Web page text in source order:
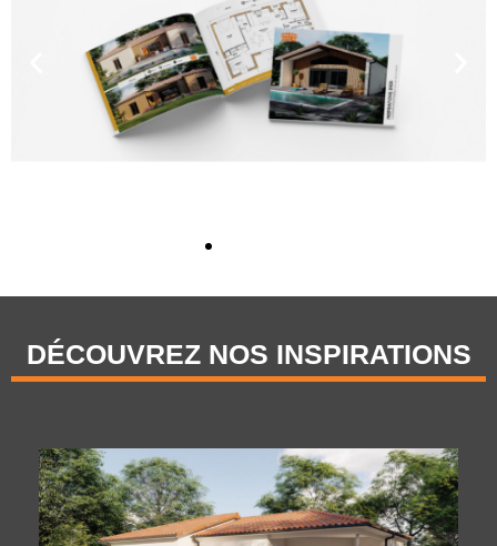
Constructeur de
maisons àossature
DÉCOUVREZ NOS INSPIRATIONS